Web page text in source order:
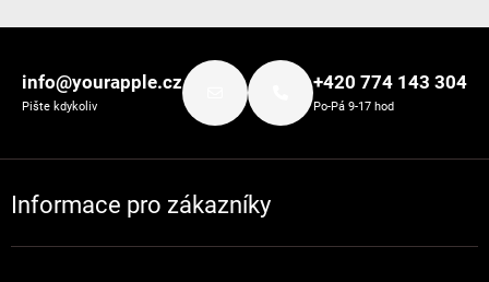
info@yourapple.cz
Pište kdykoliv
+420 774 143 304
Po-Pá 9-17 hod
Informace pro zákazníky